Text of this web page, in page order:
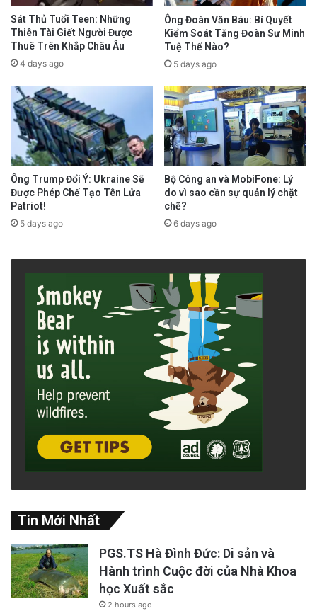
Sát Thủ Tuổi Teen: Những
Thiên Tài Giết Người Được
Thuê Trên Khắp Châu Âu
4 days ago
Ông Đoàn Văn Báu: Bí Quyết
Kiểm Soát Tăng Đoàn Sư Minh
Tuệ Thế Nào?
5 days ago
Ông Trump Đổi Ý: Ukraine Sẽ
Được Phép Chế Tạo Tên Lửa
Patriot!
5 days ago
Bộ Công an và MobiFone: Lý
do vì sao cần sự quản lý chặt
chẽ?
6 days ago
Tin Mới Nhất
PGS.TS Hà Đình Đức: Di sản và
Hành trình Cuộc đời của Nhà Khoa
học Xuất sắc
2 hours ago